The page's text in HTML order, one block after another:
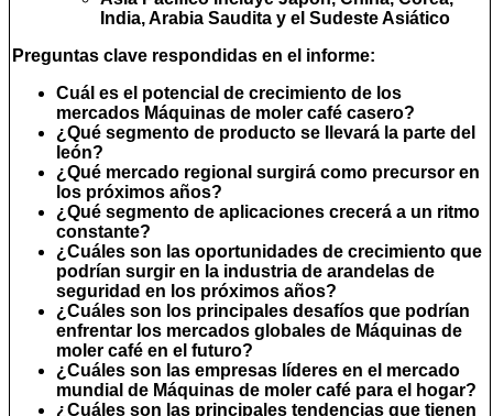
India, Arabia Saudita y el Sudeste Asiático
Preguntas clave respondidas en el informe:
Cuál es el potencial de crecimiento de los
mercados Máquinas de moler café casero?
¿Qué segmento de producto se llevará la parte del
león?
¿Qué mercado regional surgirá como precursor en
los próximos años?
¿Qué segmento de aplicaciones crecerá a un ritmo
constante?
¿Cuáles son las oportunidades de crecimiento que
podrían surgir en la industria de arandelas de
seguridad en los próximos años?
¿Cuáles son los principales desafíos que podrían
enfrentar los mercados globales de Máquinas de
moler café en el futuro?
¿Cuáles son las empresas líderes en el mercado
mundial de Máquinas de moler café para el hogar?
¿Cuáles son las principales tendencias que tienen